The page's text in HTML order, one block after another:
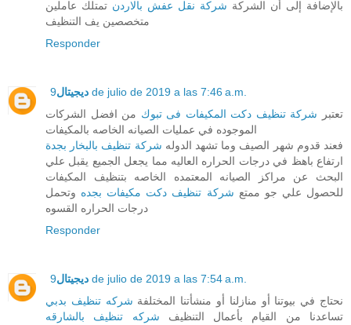
بالإضافة إلى أن الشركة شركة نقل عفش بالاردن تمتلك عاملين
متخصصين يف التنظيف
Responder
ديجيتال 9 de julio de 2019 a las 7:46 a.m.
تعتبر شركة تنظيف دكت المكيفات فى تبوك من افضل الشركات
الموجوده في عمليات الصيانه الخاصه بالمكيفات
فعند قدوم شهر الصيف وما تشهد الدوله شركة تنظيف بالبخار بجدة
ارتفاع باهظ في درجات الحراره العاليه مما يجعل الجميع يقبل علي
البحث عن مراكز الصيانه المعتمده الخاصه بتنظيف المكيفات
للحصول علي جو ممتع شركة تنظيف دكت مكيفات بجده وتحمل
درجات الحراره القسوه
Responder
ديجيتال 9 de julio de 2019 a las 7:54 a.m.
نحتاج في بيوتنا أو منازلنا أو منشأتنا المختلفة شركه تنظيف بدبي
تساعدنا من القيام بأعمال التنظيف شركه تنظيف بالشارقه